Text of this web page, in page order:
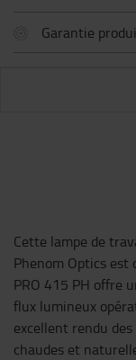
Garantie
Cette lampe de
Phenom Optics est
PRO 415 PH offre
flux lumineux
excellent rendu
chaudes et